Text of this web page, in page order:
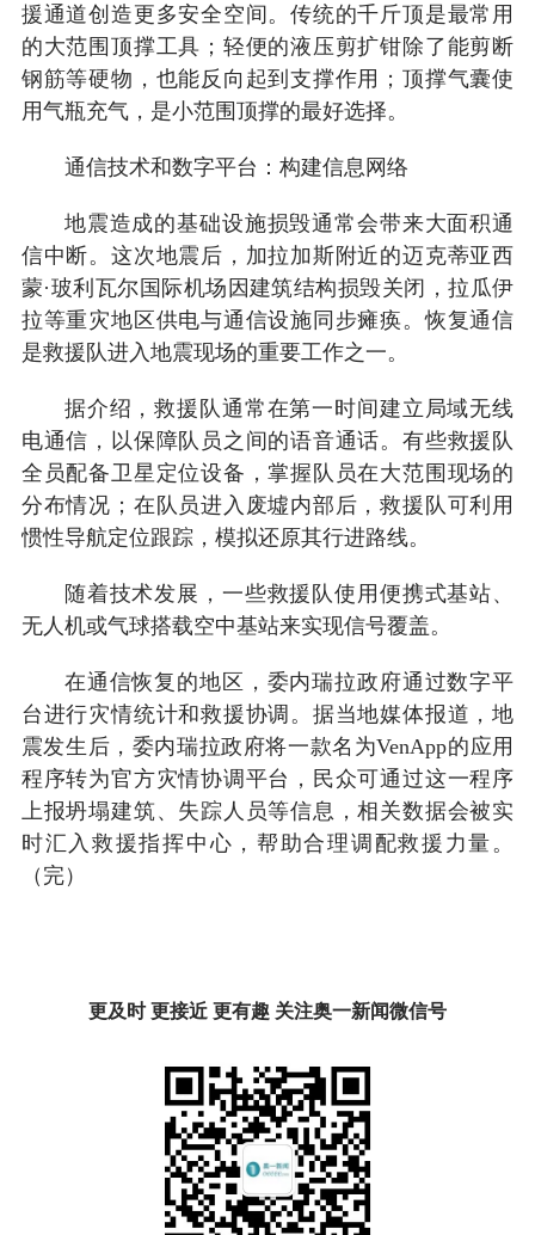
援通道创造更多安全空间。传统的千斤顶是最常用
的大范围顶撑工具；轻便的液压剪扩钳除了能剪断
钢筋等硬物，也能反向起到支撑作用；顶撑气囊使
用气瓶充气，是小范围顶撑的最好选择。
通信技术和数字平台：构建信息网络
地震造成的基础设施损毁通常会带来大面积通
信中断。这次地震后，加拉加斯附近的迈克蒂亚西
蒙·玻利瓦尔国际机场因建筑结构损毁关闭，拉瓜伊
拉等重灾地区供电与通信设施同步瘫痪。恢复通信
是救援队进入地震现场的重要工作之一。
据介绍，救援队通常在第一时间建立局域无线
电通信，以保障队员之间的语音通话。有些救援队
全员配备卫星定位设备，掌握队员在大范围现场的
分布情况；在队员进入废墟内部后，救援队可利用
惯性导航定位跟踪，模拟还原其行进路线。
随着技术发展，一些救援队使用便携式基站、
无人机或气球搭载空中基站来实现信号覆盖。
在通信恢复的地区，委内瑞拉政府通过数字平
台进行灾情统计和救援协调。据当地媒体报道，地
震发生后，委内瑞拉政府将一款名为VenApp的应用
程序转为官方灾情协调平台，民众可通过这一程序
上报坍塌建筑、失踪人员等信息，相关数据会被实
时汇入救援指挥中心，帮助合理调配救援力量。
（完）
更及时 更接近 更有趣 关注奥一新闻微信号